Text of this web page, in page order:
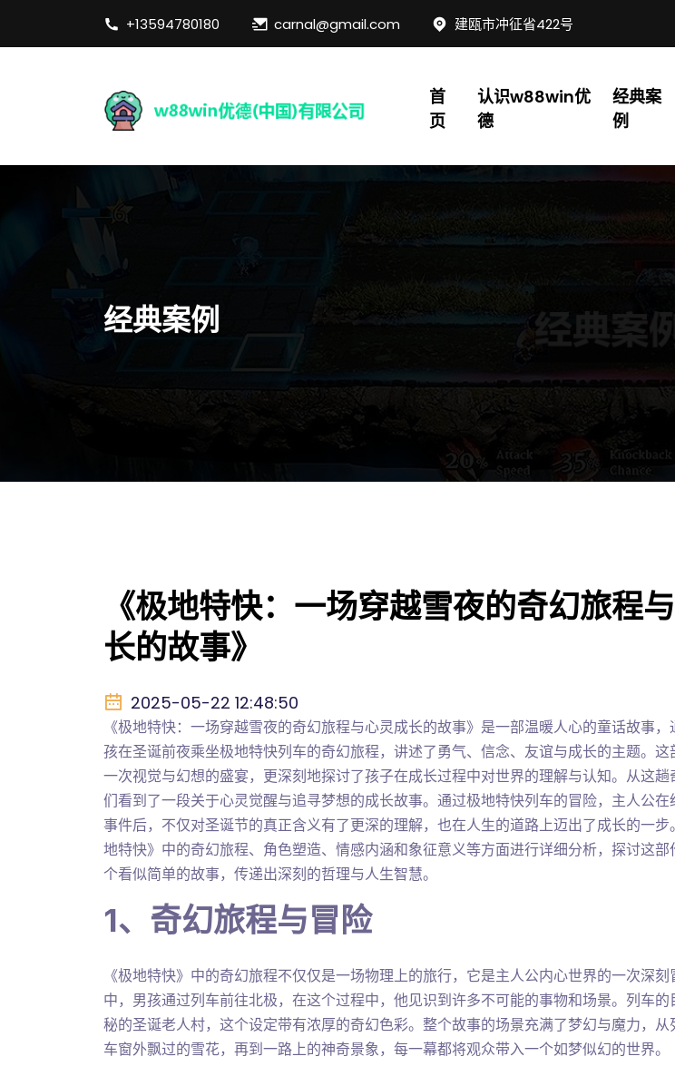
+13594780180 carnal@gmail.com 建瓯市冲征省422号
首
页
认识w88win优
德
经典案
例
经典案例
《极地特快：一场穿越雪夜的奇幻旅程
长的故事》
2025-05-22 12:48:50
《极地特快：一场穿越雪夜的奇幻旅程与心灵成长的故事》是一部温暖人心的童话故事，
孩在圣诞前夜乘坐极地特快列车的奇幻旅程，讲述了勇气、信念、友谊与成长的主题。
一次视觉与幻想的盛宴，更深刻地探讨了孩子在成长过程中对世界的理解与认知。从这
们看到了一段关于心灵觉醒与追寻梦想的成长故事。通过极地特快列车的冒险，主人公
事件后，不仅对圣诞节的真正含义有了更深的理解，也在人生的道路上迈出了成长的一
地特快》中的奇幻旅程、角色塑造、情感内涵和象征意义等方面进行详细分析，探讨这
个看似简单的故事，传递出深刻的哲理与人生智慧。
1、奇幻旅程与冒险
《极地特快》中的奇幻旅程不仅仅是一场物理上的旅行，它是主人公内心世界的一次深
中，男孩通过列车前往北极，在这个过程中，他见识到许多不可能的事物和场景。列车的
秘的圣诞老人村，这个设定带有浓厚的奇幻色彩。整个故事的场景充满了梦幻与魔力，从
车窗外飘过的雪花，再到一路上的神奇景象，每一幕都将观众带入一个如梦似幻的世界。